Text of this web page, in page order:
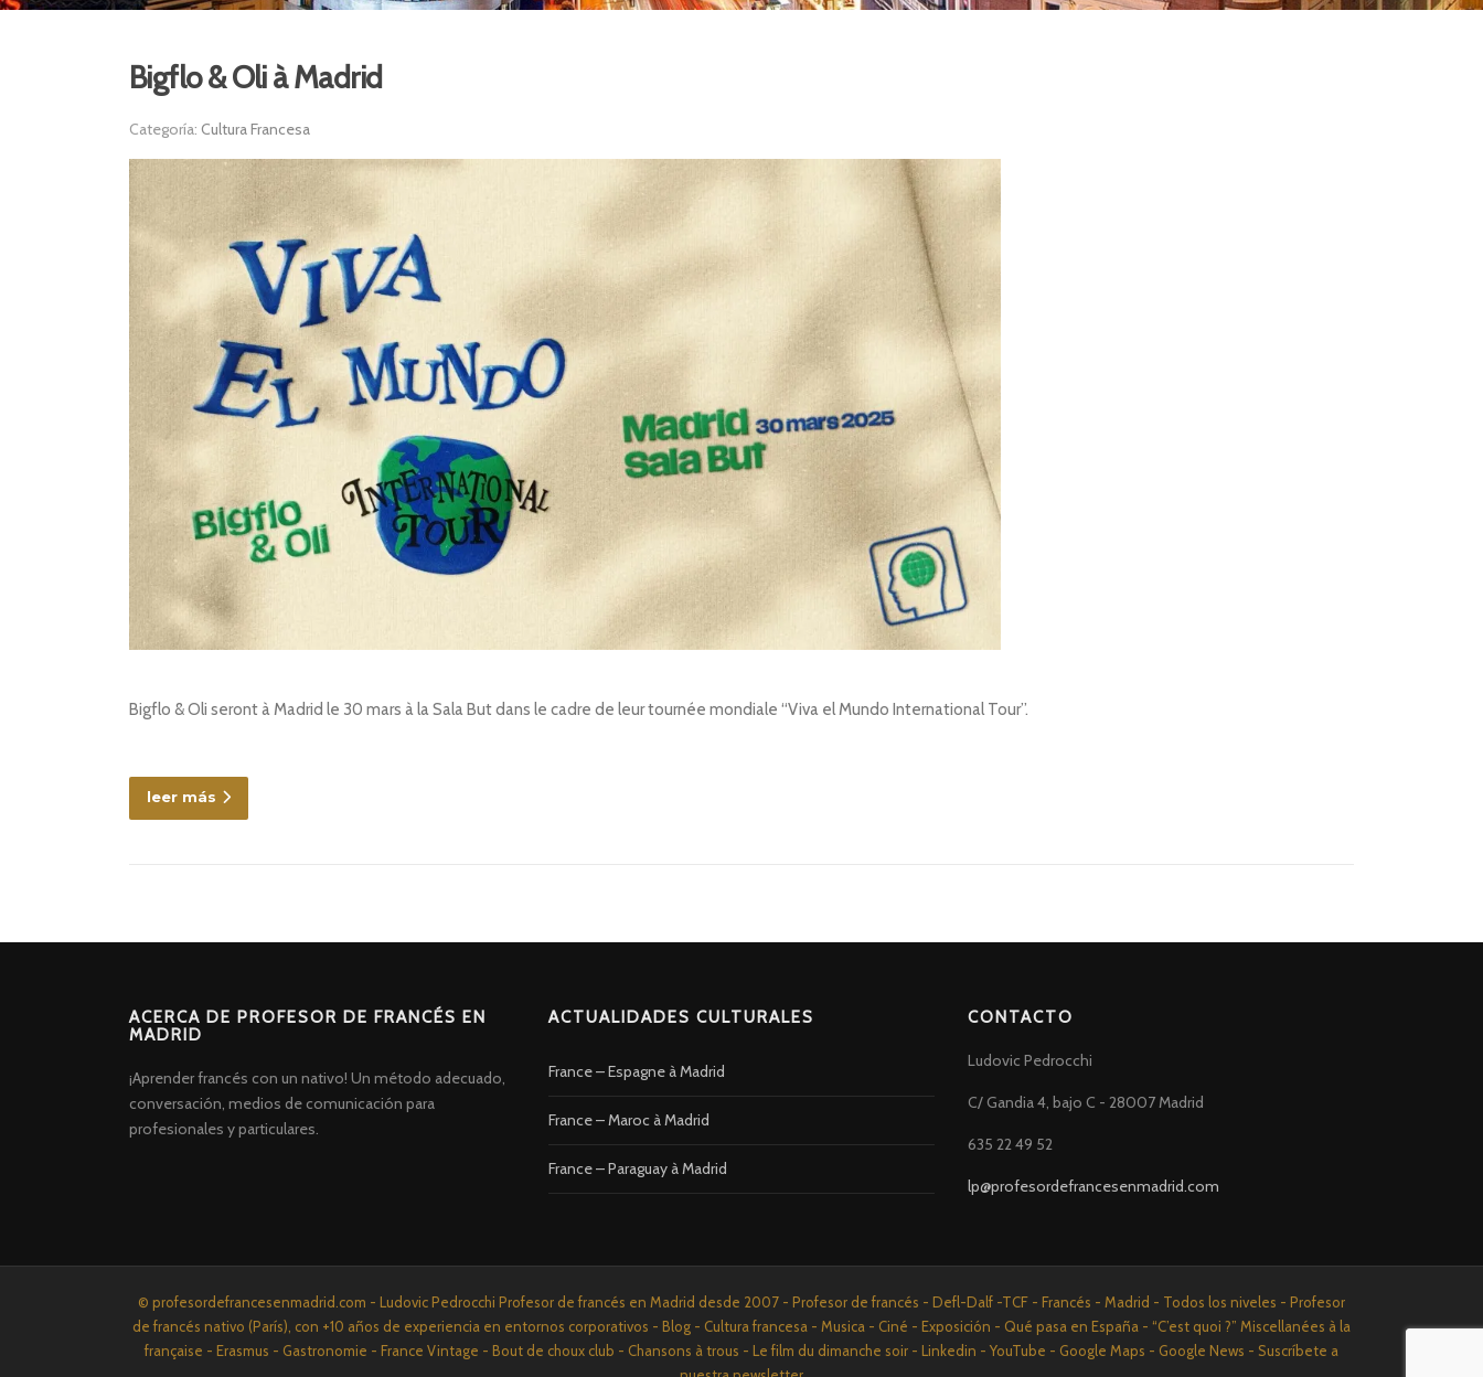
Bigflo & Oli à Madrid
Categoría: Cultura Francesa
Bigflo & Oli seront à Madrid le 30 mars à la Sala But dans le cadre de leur tournée mondiale “Viva el Mundo International Tour”.
leer más
ACERCA DE PROFESOR DE FRANCÉS EN
MADRID
¡Aprender francés con un nativo! Un método adecuado,
conversación, medios de comunicación para
profesionales y particulares.
ACTUALIDADES CULTURALES
France – Espagne à Madrid
France – Maroc à Madrid
France – Paraguay à Madrid
CONTACTO
Ludovic Pedrocchi
C/ Gandia 4, bajo C - 28007 Madrid
635 22 49 52
lp@profesordefrancesenmadrid.com
© profesordefrancesenmadrid.com - Ludovic Pedrocchi Profesor de francés en Madrid desde 2007 - Profesor de francés - Defl-Dalf -TCF - Francés - Madrid - Todos los niveles - Profesor
de francés nativo (París), con +10 años de experiencia en entornos corporativos - Blog - Cultura francesa - Musica - Ciné - Exposición - Qué pasa en España - “C’est quoi ?” Miscellanées à la
française - Erasmus - Gastronomie - France Vintage - Bout de choux club - Chansons à trous - Le film du dimanche soir - Linkedin - YouTube - Google Maps - Google News - Suscríbete a
Screenr
parallax
theme